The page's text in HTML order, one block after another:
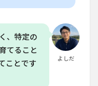
よしだ
、特定の
てること
ことです